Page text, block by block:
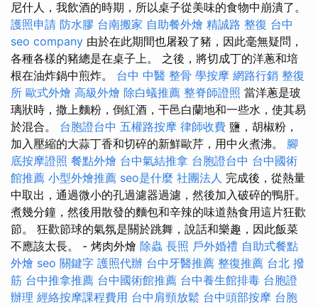
尼什人，我飲酒的時期，所以桌子從美味的食物中崩潰了。
護照申請 防水膠 台南搬家 自助餐外燴 精誠路 整復 台中
seo company 由於在此期間也屠殺了豬，因此毫無疑問，
各種各樣的豬總是在桌子上。 之後，將切成丁的洋蔥和培
根在油炸鍋中煎炸。 台中 中醫 整骨 學按摩 網路行銷 整復
所 歐式外燴 高級外燴 除白蟻推薦 整脊師證照 當洋蔥是玻
璃狀時，撒上麵粉，倒紅酒，干邑白蘭地和一些水，使其易
於混合。 台胞證台中 五權路按摩 律師收費 鹽，胡椒粉，
加入壓縮的大蒜丁香和切碎的新鮮歐芹，用中火煮沸。 腳
底按摩證照 餐點外燴 台中氣結推拿 台胞證台中 台中國術
館推薦 小型外燴推薦 seo是什麼 社團法人 完成後，從熱量
中取出，通過微小的孔過濾器過濾，然後加入破碎的鴨肝。
煮幾分鐘，然後用散發的麵包和辛辣的味道熱食用這片狂歡
節。 狂歡節球的氣氛是關於跳舞，說話和樂趣，因此飯菜
不應該太長。 - 烤肉外燴 除蟲 長照 戶外婚禮 自助式餐點
外燴 seo 關鍵字 護照代辦 台中牙醫推薦 整復推薦 台北 撥
筋 台中推拿推薦 台中國術館推薦 台中養生館排毒 台胞證
辦理 經絡按摩課程費用 台中肩頸放鬆 台中頭部按摩 台胞